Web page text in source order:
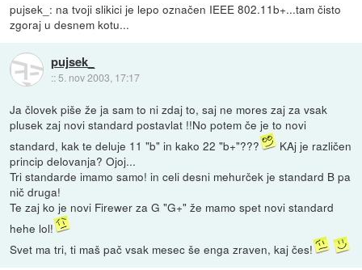
pujsek_: na tvoji slikici je lepo označen IEEE 802.11b+...tam čisto
zgoraj u desnem kotu...
pujsek_
:: 5. nov 2003, 17:17
Ja človek piše že ja sam to ni zdaj to, saj ne mores zaj za vsak
plusek zaj novi standard postavlat !!No potem če je to novi
standard, kak te deluje 11 "b" in kako 22 "b+"???
KAj je različen
princip delovanja? Ojoj...
Tri standarde imamo samo! in celi desni mehurček je standard B pa
nič druga!
Te zaj ko je novi Firewer za G "G+" že mamo spet novi standard
hehe lol!
Svet ma tri, ti maš pač vsak mesec še enga zraven, kaj čes!